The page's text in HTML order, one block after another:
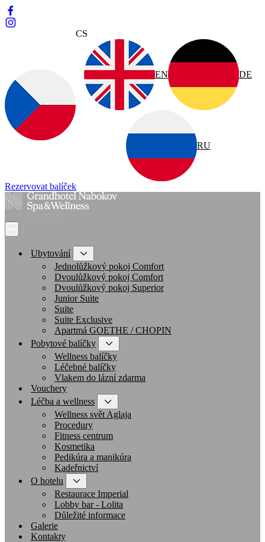
CS
EN DE
RU
Rezervovat balíček
Ubytování
Jednolůžkový pokoj Comfort
Dvoulůžkový pokoj Comfort
Dvoulůžkový pokoj Superior
Junior Suite
Suite
Suite Exclusive
Apartmá GOETHE / CHOPIN
Pobytové balíčky
Wellness balíčky
Léčebné balíčky
Vlakem do lázní zdarma
Vouchery
Léčba a wellness
Wellness svět Aglaja
Procedury
Fitness centrum
Kosmetika
Pedikúra a manikúra
Kadeřnictví
O hotelu
Restaurace Imperial
Lobby bar - Lolita
Důležité informace
Galerie
Kontakty